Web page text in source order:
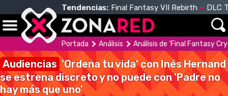
Tendencias: Final Fantasy VII Rebirth DLC
Portada Análisis Análisis de 'Final Fantasy
Audiencias 'Ordena tu vida' con Inés Hernand
se estrena discreto y no puede con 'Padre no
hay más que uno'